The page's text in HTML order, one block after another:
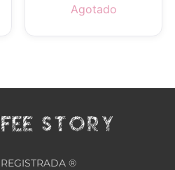
Agotado
®